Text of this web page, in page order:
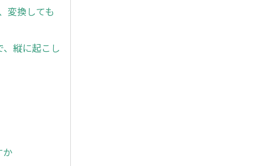
変換しても
縦に起こし
か